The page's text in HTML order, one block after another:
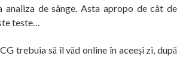
analiza de sânge. Asta apropo de cât de
teste…
trebuia să îl văd online în aceeşi zi, după